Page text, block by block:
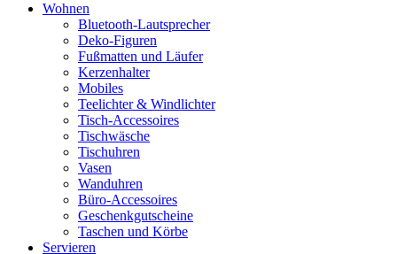
Wohnen
Bluetooth-Lautsprecher
Deko-Figuren
Fußmatten und Läufer
Kerzenhalter
Mobiles
Teelichter & Windlichter
Tisch-Accessoires
Tischwäsche
Tischuhren
Vasen
Wanduhren
Büro-Accessoires
Geschenkgutscheine
Taschen und Körbe
Servieren